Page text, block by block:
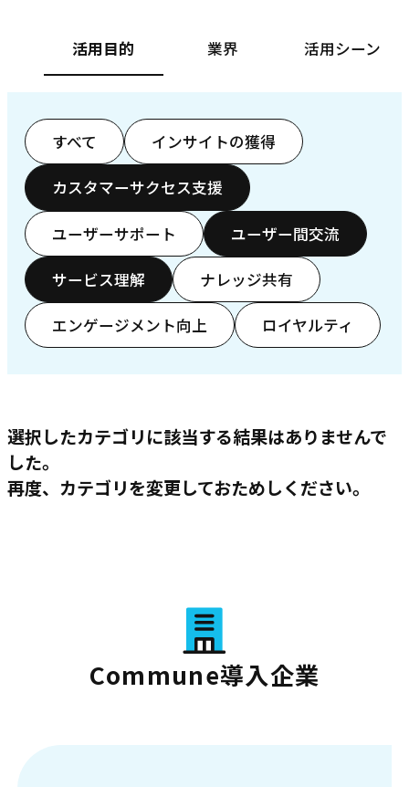
活用目的 業界 活用シーン
すべて インサイトの獲得
カスタマーサクセス支援
ユーザーサポート ユーザー間交流
サービス理解 ナレッジ共有
エンゲージメント向上 ロイヤルティ
選択したカテゴリに該当する結果はありませんで
した。
再度、カテゴリを変更しておためしください。
Commune導入企業